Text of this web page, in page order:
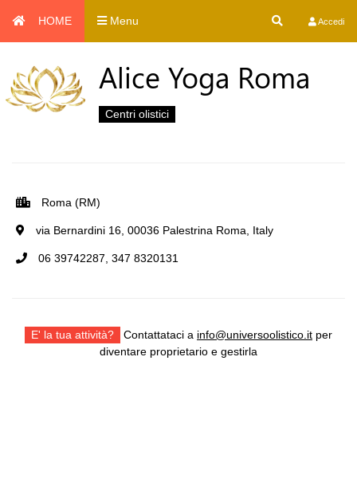
HOME Menu Accedi
Alice Yoga Roma
Centri olistici
Roma (RM)
via Bernardini 16, 00036 Palestrina Roma, Italy
06 39742287, 347 8320131
E' la tua attività? Contattataci a info@universoolistico.it per
diventare proprietario e gestirla